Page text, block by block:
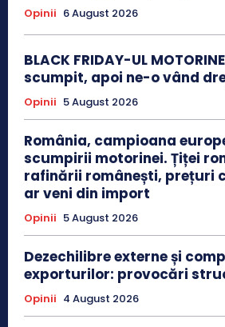
Opinii 6 August 2026
BLACK FRIDAY-UL
scumpit, apoi ne-o vând
Opinii 5 August 2026
România, campioana
scumpirii motorinei. Țiței
rafinării românești, prețuri
ar veni din import
Opinii 5 August 2026
Dezechilibre externe și
exporturilor: provocări
Opinii 4 August 2026